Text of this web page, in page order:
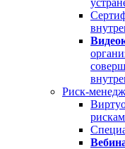
Риск-